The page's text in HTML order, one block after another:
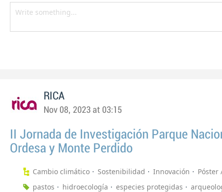
RICA
Nov 08, 2023 at 03:15
II Jornada de Investigación Parque
Ordesa y Monte Perdido
Cambio climático Sostenibilidad Innovación
Póster
pastos
hidroecología especies protegidas